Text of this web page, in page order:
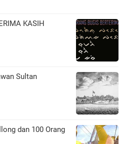
KASIH
Sultan
dan 100 Orang